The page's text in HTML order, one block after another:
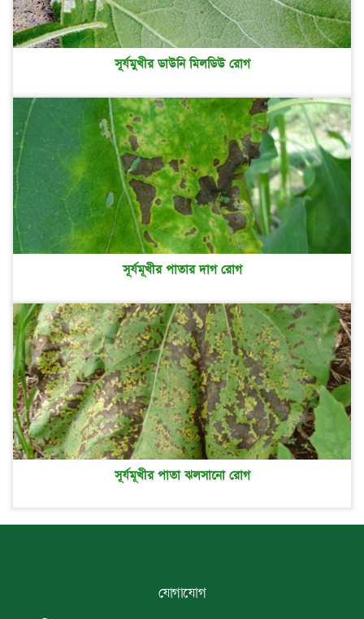
সূর্যমুখীর ডাউনি মিলডিউ রোগ
সূর্যমূখীর পাতার দাগ রোগ
সূর্যমূখীর পাতা ঝলসানো রোগ
যোগাযোগ